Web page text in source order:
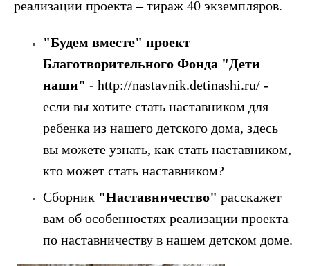
реализации проекта – тираж 40 экземпляров.
"Будем вместе" проект
Благотворительного Фонда "Дети
наши" - http://nastavnik.detinashi.ru/ -
если вы хотите стать наставником для
ребенка из нашего детского дома, здесь
вы можете узнать, как стать наставником,
кто может стать наставником?
Сборник "Наставничество" расскажет
вам об особенностях реализации проекта
по наставничеству в нашем детском доме.